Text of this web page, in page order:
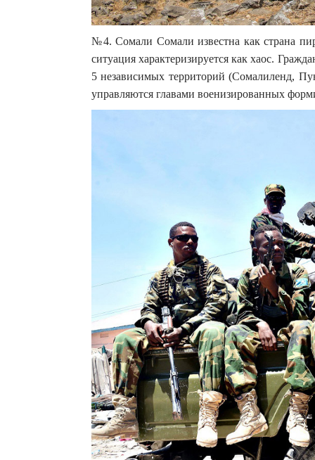
№4. Сомали Сомали известна как страна
ситуация характеризируется как хаос.
5 независимых территорий (Сомалиленд,
управляются главами военизированных